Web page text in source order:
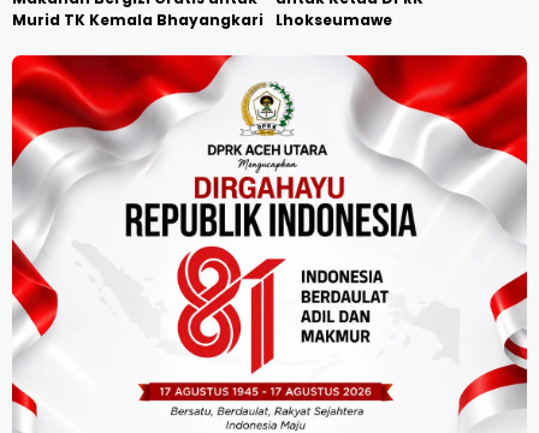
Murid TK Kemala Bhayangkari
Lhokseumawe